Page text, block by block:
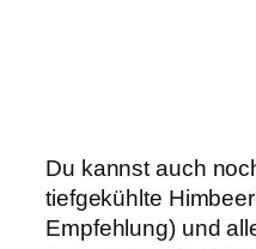
Du kannst auch
tiefgekühlte
Empfehlung) und